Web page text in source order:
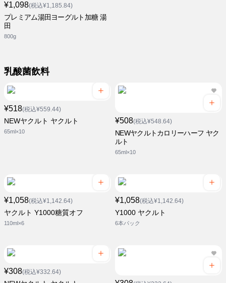
¥1,098(税込¥1,185.84)
プレミアム湯田ヨーグルト加糖 湯
田
800g
乳酸菌飲料
¥518(税込¥559.44)
NEWヤクルト ヤクルト
65ml×10
¥508(税込¥548.64)
NEWヤクルトカロリーハーフ ヤク
ルト
65ml×10
¥1,058(税込¥1,142.64)
ヤクルト Y1000糖質オフ
110ml×6
¥1,058(税込¥1,142.64)
Y1000 ヤクルト
6本パック
¥308(税込¥332.64)